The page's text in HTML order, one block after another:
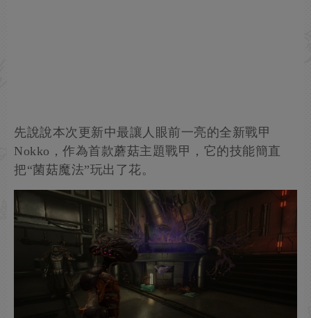
先說說本次更新中最讓人眼前一亮的全新戰甲
Nokko，作為首款蘑菇主題戰甲，它的技能簡直
把“菌菇魔法”玩出了花。